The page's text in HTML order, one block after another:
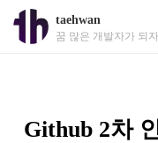
taehwan
꿈 많은 개발자가 되
Github 2차